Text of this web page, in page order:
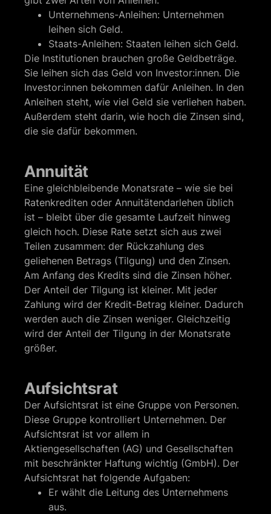
Unternehmens-Anleihen: Unternehmen
leihen sich Geld.
Staats-Anleihen: Staaten leihen sich Geld.
Die Institutionen brauchen große Geldbeträge.
Sie leihen sich das Geld von Investor:innen. Die
Investor:innen bekommen dafür Anleihen. In den
Anleihen steht, wie viel Geld sie verliehen haben.
Außerdem steht darin, wie hoch die Zinsen sind,
die sie dafür bekommen.
Annuität
Eine gleichbleibende Monatsrate – wie sie bei
Ratenkrediten oder Annuitätendarlehen üblich
ist – bleibt über die gesamte Laufzeit hinweg
gleich hoch. Diese Rate setzt sich aus zwei
Teilen zusammen: der Rückzahlung des
geliehenen Betrags (Tilgung) und den Zinsen.
Am Anfang des Kredits sind die Zinsen höher.
Der Anteil der Tilgung ist kleiner. Mit jeder
Zahlung wird der Kredit-Betrag kleiner. Dadurch
werden auch die Zinsen weniger. Gleichzeitig
wird der Anteil der Tilgung in der Monatsrate
größer.
Aufsichtsrat
Der Aufsichtsrat ist eine Gruppe von Personen.
Diese Gruppe kontrolliert Unternehmen. Der
Aufsichtsrat ist vor allem in
Aktiengesellschaften (AG) und Gesellschaften
mit beschränkter Haftung wichtig (GmbH). Der
Aufsichtsrat hat folgende Aufgaben:
Er wählt die Leitung des Unternehmens
aus.